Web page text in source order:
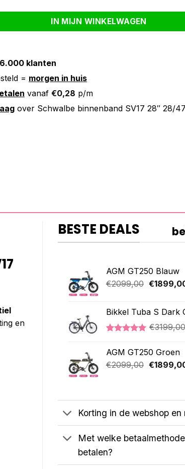
IN MIJN WINKELWAGEN
klanten
= morgen in huis
vanaf €0,28 p/m
over Schwalbe binnenband SV17 28″ 28/
en
BESTE DEALS
AGM GT250 Blauw
€2099,00 €
Bikkel Tuba S Dark
5.00op 5
gebaseerd
op
klantbeoordeling
€3199,00
AGM GT250 Groen
€2099,00 €
Korting in de webshop en
Met welke
betalen?